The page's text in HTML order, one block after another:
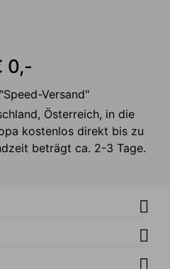
0,-
Versand"
Österreich, in die
kostenlos direkt bis zu
beträgt ca. 2-3 Tage.